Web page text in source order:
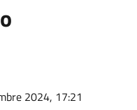
2024, 17:21